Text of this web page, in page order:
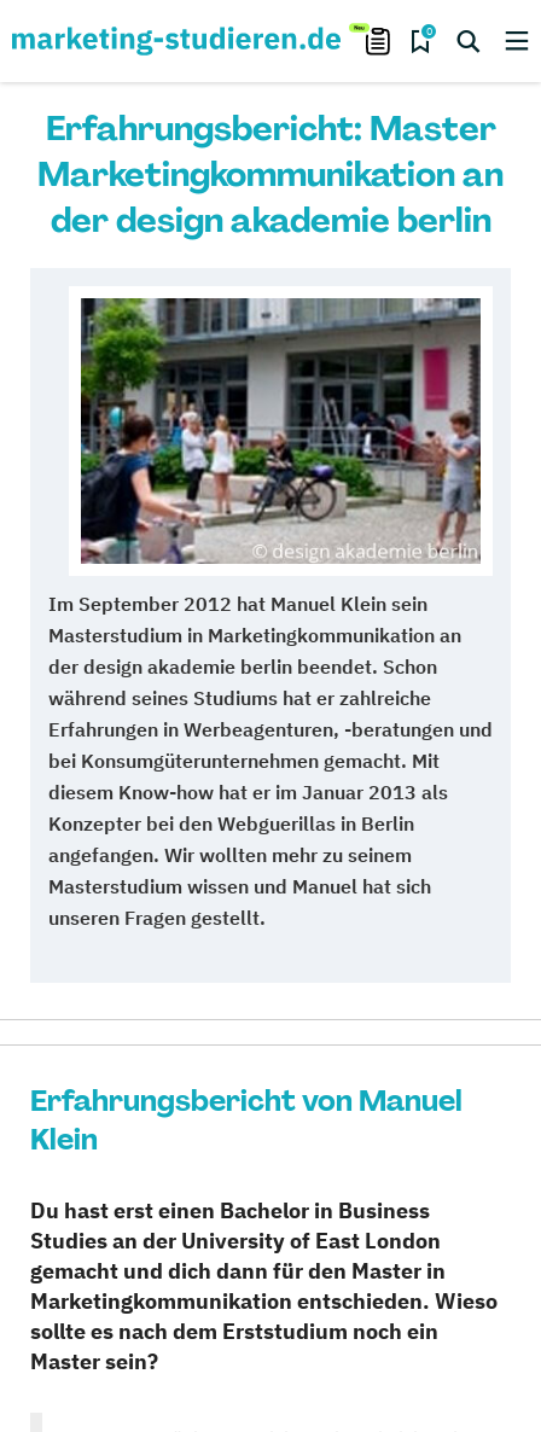
0
Erfahrungsbericht: Master
Marketingkommunikation an
der design akademie berlin
Im September 2012 hat Manuel Klein sein
Masterstudium in Marketingkommunikation an
der design akademie berlin beendet. Schon
während seines Studiums hat er zahlreiche
Erfahrungen in Werbeagenturen, -beratungen und
bei Konsumgüterunternehmen gemacht. Mit
diesem Know-how hat er im Januar 2013 als
Konzepter bei den Webguerillas in Berlin
angefangen. Wir wollten mehr zu seinem
Masterstudium wissen und Manuel hat sich
unseren Fragen gestellt.
Erfahrungsbericht von Manuel
Klein
Du hast erst einen Bachelor in Business
Studies an der University of East London
gemacht und dich dann für den Master in
Marketingkommunikation entschieden. Wieso
sollte es nach dem Erststudium noch ein
Master sein?